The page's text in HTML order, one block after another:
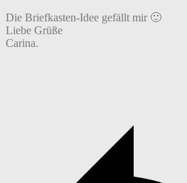
Die Briefkasten-Idee gefällt mir 🙂
Liebe Grüße
Carina.